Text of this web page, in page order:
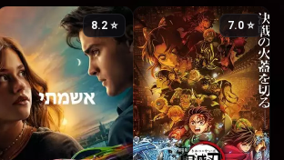
⭐ 7.0
⭐ 8.2